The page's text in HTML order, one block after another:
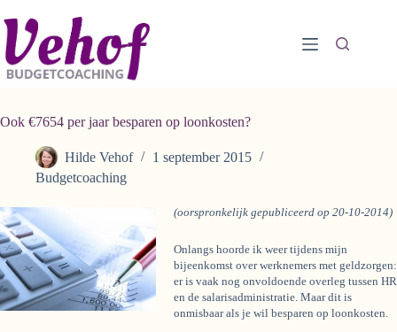
naar
de
inhoud
Ook €7654 per jaar besparen op loonkosten?
Hilde Vehof
1 september 2015
Budgetcoaching
(oorspronkelijk gepubliceerd op 20-10-2014)
Onlangs hoorde ik weer tijdens mijn
bijeenkomst over werknemers met geldzorgen:
er is vaak nog onvoldoende overleg tussen HR
en de salarisadministratie. Maar dit is
onmisbaar als je wil besparen op loonkosten.